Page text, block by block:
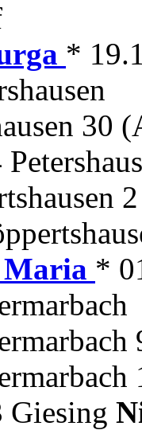
*
30
Maria *
Giesing